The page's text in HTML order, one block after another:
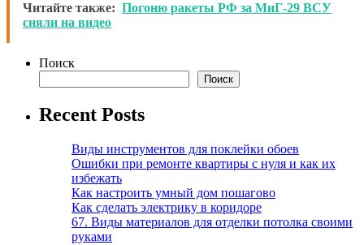
Читайте также: Погоню ракеты РФ за МиГ-29 ВСУ
сняли на видео
Поиск
Поиск
Recent Posts
Виды инструментов для поклейки обоев
Ошибки при ремонте квартиры с нуля и как их
избежать
Как настроить умный дом пошагово
Как сделать электрику в коридоре
67. Виды материалов для отделки потолка своими
руками